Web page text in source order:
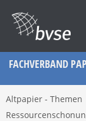
FACHVERBAND
Altpapier - Themen